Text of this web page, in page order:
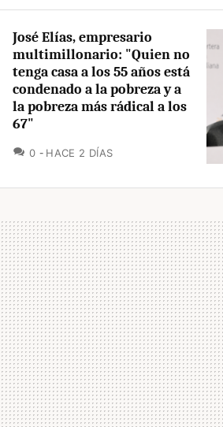
José Elías, empresario
multimillonario: "Quien no
tenga casa a los 55 años está
condenado a la pobreza y a
la pobreza más rádical a los
67"
0 COMENTARIOS
HACE 2 DÍAS